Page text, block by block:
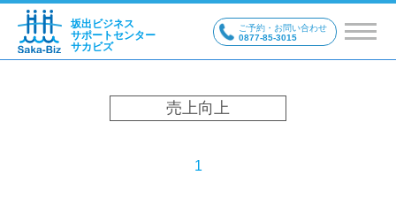
坂出ビジネス
サポートセンター
サカビズ
ご予約・お問い合わせ
0877-85-3015
売上向上
1